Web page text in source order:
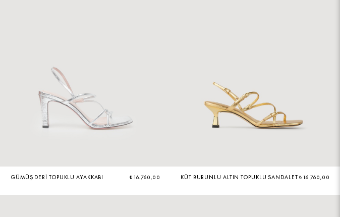
GÜMÜŞ DERI TOPUKLU AYAKKABI ₺ 16.760,00 KÜT BURUNLU ALTIN TOPUKLU SANDALET ₺ 16.760,00